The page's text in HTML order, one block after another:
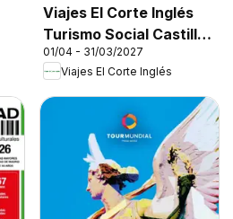
Viajes El Corte Inglés
Turismo Social Castilla
La Mancha
01/04 - 31/03/2027
Viajes El Corte Inglés